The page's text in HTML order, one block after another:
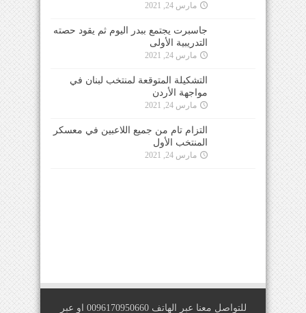
مارس 24, 2021
جاسبرت يجتمع ببدر اليوم ثم يقود حصته
التدريبية الأولى
مارس 24, 2021
التشكيلة المتوقعة لمنتخب لبنان في
مواجهة الأردن
مارس 24, 2021
التزام تام من جميع اللاعبين في معسكر
المنتخب الأول
مارس 24, 2021
للتواصل معنا عبر الهاتف 0096170950660 او عبر